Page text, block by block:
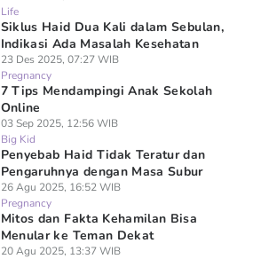
Life
Siklus Haid Dua Kali dalam Sebulan,
Indikasi Ada Masalah Kesehatan
23 Des 2025, 07:27 WIB
Pregnancy
7 Tips Mendampingi Anak Sekolah
Online
03 Sep 2025, 12:56 WIB
Big Kid
Penyebab Haid Tidak Teratur dan
Pengaruhnya dengan Masa Subur
26 Agu 2025, 16:52 WIB
Pregnancy
Mitos dan Fakta Kehamilan Bisa
Menular ke Teman Dekat
20 Agu 2025, 13:37 WIB